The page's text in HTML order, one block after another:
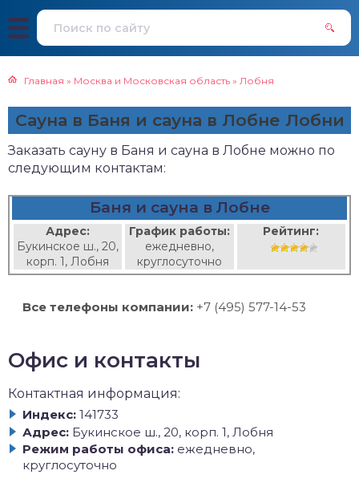
Главная » Москва и Московская область » Лобня
Сауна в Баня и сауна в Лобне Лобни
Заказать сауну в Баня и сауна в Лобне можно по
следующим контактам:
Баня и сауна в Лобне
Адрес:
Букинское ш., 20,
корп. 1, Лобня
График работы:
ежедневно,
круглосуточно
Рейтинг:
Все телефоны компании: +7 (495) 577-14-53
Офис и контакты
Контактная информация:
Индекс: 141733
Адрес: Букинское ш., 20, корп. 1, Лобня
Режим работы офиса: ежедневно,
круглосуточно